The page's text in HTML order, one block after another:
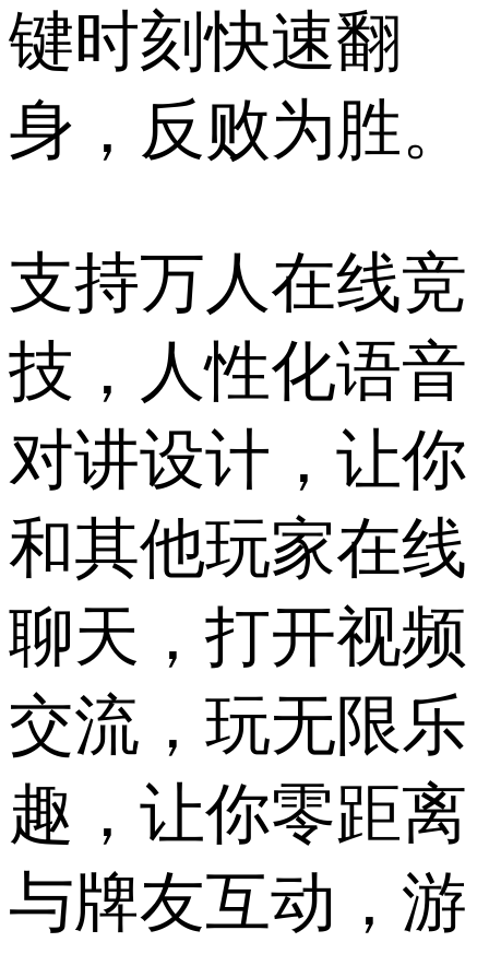
键时刻快速翻
身，反败为胜。
支持万人在线竞
技，人性化语音
对讲设计，让你
和其他玩家在线
聊天，打开视频
交流，玩无限乐
趣，让你零距离
与牌友互动，游